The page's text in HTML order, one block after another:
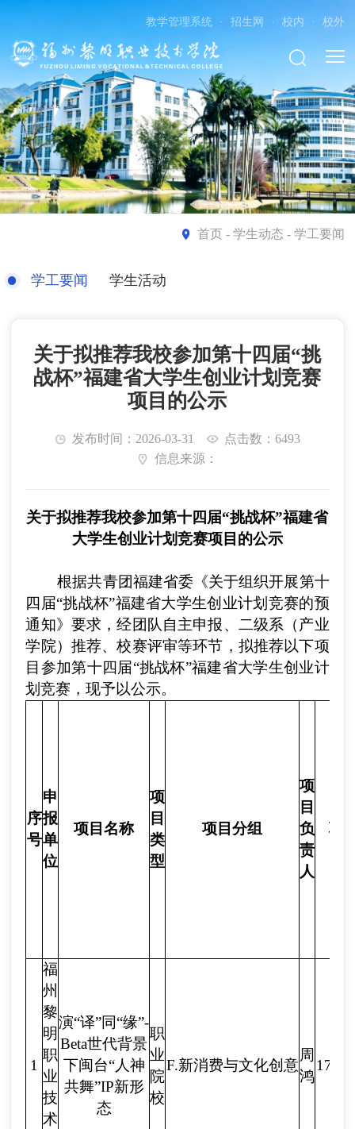
教学管理系统 · 招生网 · 校内 · 校外
首页- 学生动态 - 学工要闻
学工要闻 学生活动
关于拟推荐我校参加第十四届“挑
战杯”福建省大学生创业计划竞赛
项目的公示
发布时间：2026-03-31
点击数：6493
信息来源：
关于拟推荐我校参加第十四届“挑战杯”福建省
大学生创业计划竞赛项目的公示
根据共青团福建省委《关于组织开展第十
四届“挑战杯”福建省大学生创业计划竞赛的预
通知》要求，经团队自主申报、二级系（产业
学院） 推荐、校赛评审等环节，拟推荐以下项
目参加第十四届“挑战杯”福建省大学生创业计
划竞赛，现予以公示。
序
号
申
报
单
位
项目名称
项
目
类
型
项目分组
项
目
负
责
人
联
1
福
州
黎
明
职
业
技
术
演“译”同“缘”-
Beta世代背景
下闽台“人神
共舞”IP新形
态
职
业
院
校
F.新消费与文化创意
周
鸿